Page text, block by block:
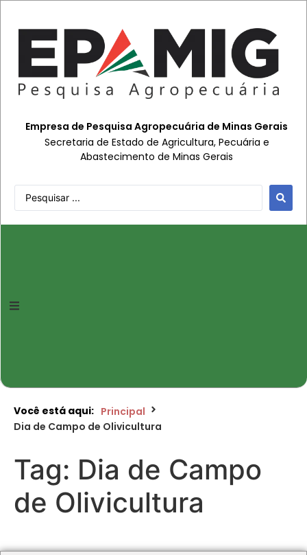
Empresa de Pesquisa Agropecuária de Minas Gerais
Secretaria de Estado de Agricultura, Pecuária e
Abastecimento de Minas Gerais
Você está aqui: Principal
Dia de Campo de Olivicultura
Tag: Dia de Campo
de Olivicultura